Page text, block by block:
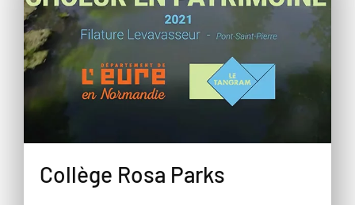
Collège Rosa Parks